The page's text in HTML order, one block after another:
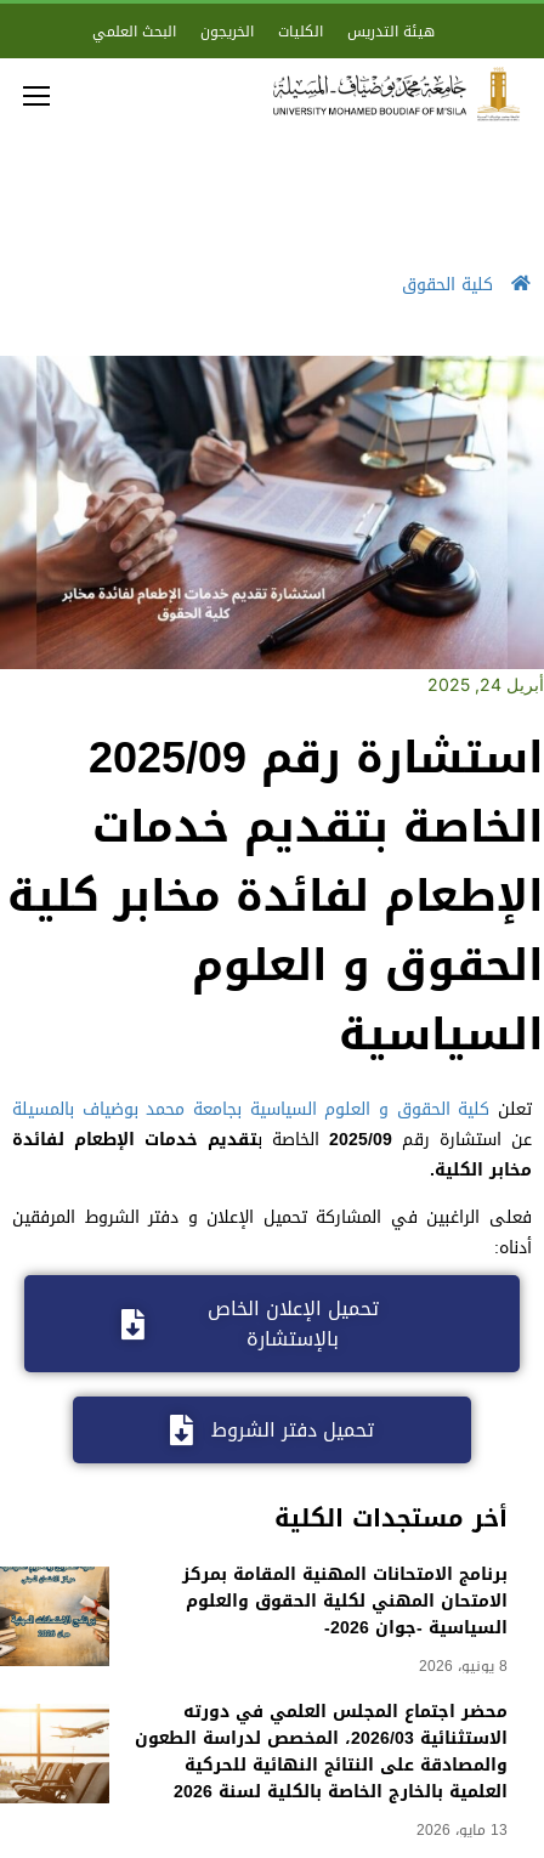
هيئة التدريس الكليات الخريجون البحث العلمي
كلية الحقوق
أخر مستجدات الكلية
برنامج الامتحانات المهنية المقامة بمركز
الامتحان المهني لكلية الحقوق والعلوم
السياسية -جوان 2026-
8 يونيو، 2026
محضر اجتماع المجلس العلمي في دورته
الاستثنائية 2026/03، المخصص لدراسة الطعون
والمصادقة على النتائج النهائية للحركية
العلمية بالخارج الخاصة بالكلية لسنة 2026
13 مايو، 2026
أبريل 24, 2025
استشارة رقم 2025/09
الخاصة بتقديم خدمات
الإطعام لفائدة مخابر كلية
الحقوق و العلوم
السياسية
تعلن كلية الحقوق و العلوم السياسية بجامعة محمد بوضياف بالمسيلة
عن استشارة رقم 2025/09 الخاصة بتقديم خدمات الإطعام لفائدة
مخابر الكلية.
فعلى الراغبين في المشاركة تحميل الإعلان و دفتر الشروط المرفقين
أدناه:
تحميل الإعلان الخاص
بالإستشارة
تحميل دفتر الشروط